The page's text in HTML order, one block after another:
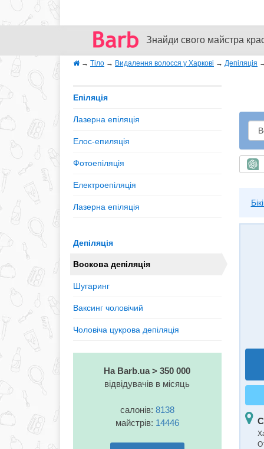
Знайди свого майстра
→ Тіло → Видалення волосся у Харкові → Депіляція
Епіляція
Лазерна епіляція
Елос-епиляція
Фотоепіляція
Електроепіляція
Лазерна епіляція
Депіляція
Воскова депіляція
Шугаринг
Ваксинг чоловічий
Чоловіча цукрова депіляція
На Barb.ua > 350 000
відвідувачів в місяць
салонів: 8138
майстрів: 14446